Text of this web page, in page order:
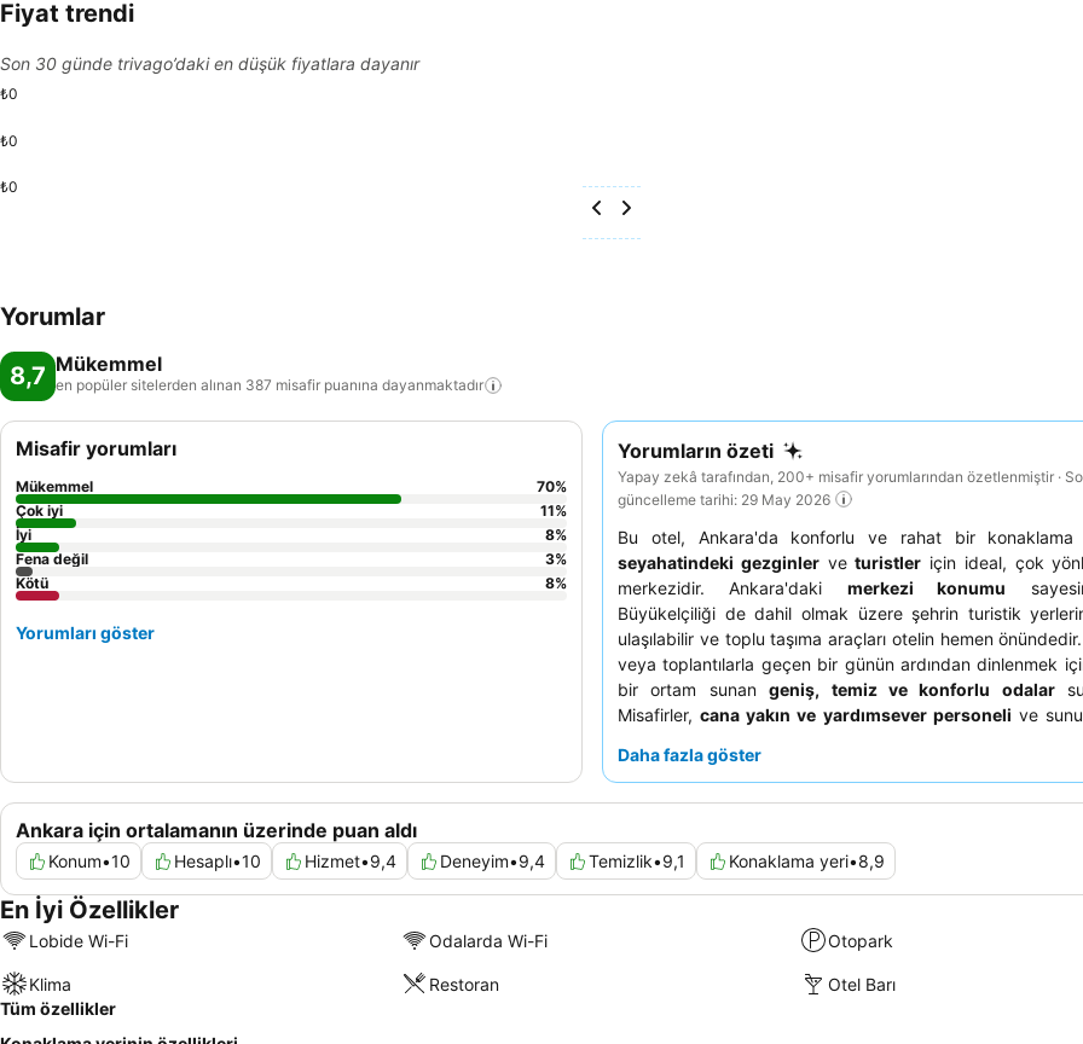
Fiyat trendi
Son 30 günde trivago’daki en düşük fiyatlara dayanır
₺0
₺0
₺0
Yorumlar
8,7 Mükemmel
en popüler sitelerden alınan 387 misafir puanına dayanmaktadır
Yorumların özeti
Yapay zekâ tarafından, 200+ misafir yorumlarından özetlenmiştir ·
güncelleme tarihi: 29 May 2026
Bu otel, Ankara'da konforlu ve rahat bir konaklama
seyahatindeki gezginlerveturistler için ideal, çok
merkezidir. Ankara'daki merkezi konumu
Büyükelçiliği de dahil olmak üzere şehrin turistik
ulaşılabilir ve toplu taşıma araçları otelin hemen
veya toplantılarla geçen bir günün ardından dinlenmek
bir ortam sunangeniş, temiz ve konforlu odalar
Misafirler,cana yakın ve yardımsever personeli ve
deneyim için misafirlerin trafik gürültüsünü en aza indirmek
Daha fazla göster
Ankara için ortalamanın üzerinde puan aldı
Konum•10 Hesaplı•10 Hizmet•9,4 Deneyim•9,4 Temizlik•9,1 Konaklama yeri•8,9
Misafir yorumları
Mükemmel 70%
Çok iyi
11%
İyi
8%
Fena değil
3%
Kötü
8%
Yorumları göster
En İyi Özellikler
Lobide Wi-Fi Odalarda Wi-Fi Otopark
Klima Restoran
Otel Barı
Tüm özellikler